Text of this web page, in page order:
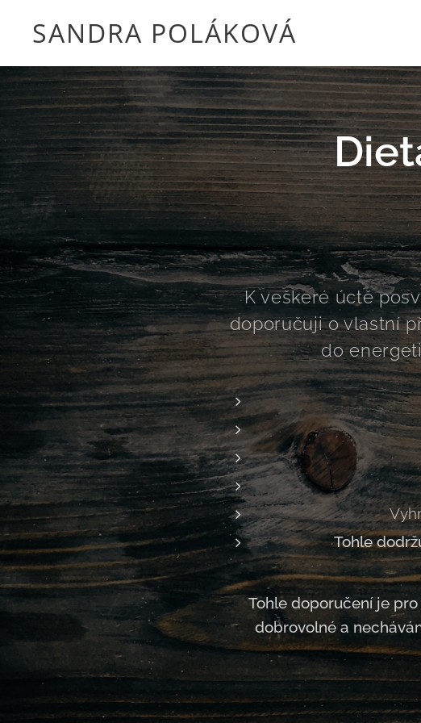
SANDRA POLÁKOVÁ
K veškeré úctě
doporučuji o vlastní
do
Tohle
Tohle doporučení je
dobrovolné a